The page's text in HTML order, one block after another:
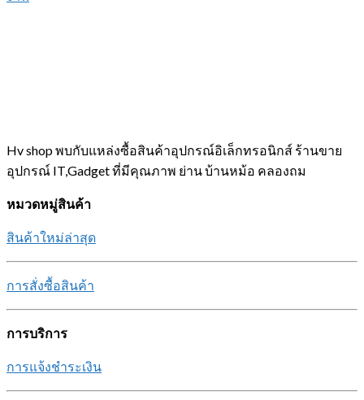
Hv shop พบกับแหล่งซื้อสินค้าอุปกรณ์อิเล็กทรอนิกส์ ร้านขาย
อุปกรณ์ IT,Gadget ที่มีคุณภาพ ย่าน บ้านหม้อ คลองถม
หมวดหมู่สินค้า
สินค้าใหม่ล่าสุด
การสั่งซื้อสินค้า
การบริการ
การแจ้งชำระเงิน